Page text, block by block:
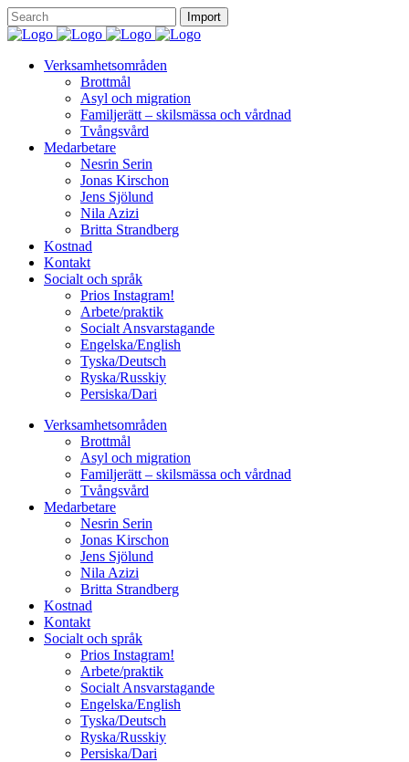
Verksamhetsområden
Brottmål
Asyl och migration
Familjerätt – skilsmässa och vårdnad
Tvångsvård
Medarbetare
Nesrin Serin
Jonas Kirschon
Jens Sjölund
Nila Azizi
Britta Strandberg
Kostnad
Kontakt
Socialt och språk
Prios Instagram!
Arbete/praktik
Socialt Ansvarstagande
Engelska/English
Tyska/Deutsch
Ryska/Russkiy
Persiska/Dari
Verksamhetsområden
Brottmål
Asyl och migration
Familjerätt – skilsmässa och vårdnad
Tvångsvård
Medarbetare
Nesrin Serin
Jonas Kirschon
Jens Sjölund
Nila Azizi
Britta Strandberg
Kostnad
Kontakt
Socialt och språk
Prios Instagram!
Arbete/praktik
Socialt Ansvarstagande
Engelska/English
Tyska/Deutsch
Ryska/Russkiy
Persiska/Dari